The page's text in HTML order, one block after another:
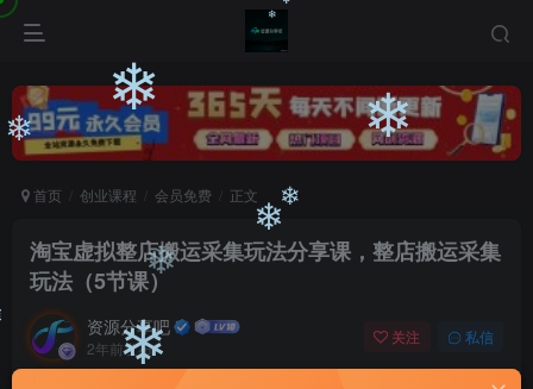
首页 创业课程 会员免费 正文
淘宝虚拟整店搬运采集玩法分享课，整店搬运采集
玩法（5节课）
资源分享吧
2年前发布
关注 私信
❄
❄❄
❄
❄
❄